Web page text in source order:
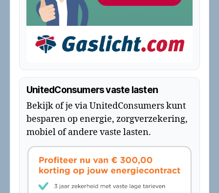
UnitedConsumers vaste lasten
Bekijk of je via UnitedConsumers kunt
besparen op energie, zorgverzekering,
mobiel of andere vaste lasten.